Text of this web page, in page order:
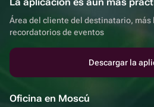
Área del cliente del destinatario, más
recordatorios de eventos
Descargar la
Oficina en Moscú